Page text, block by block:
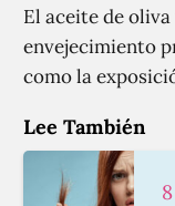
El aceite de
envejecimiento
como la
Lee También